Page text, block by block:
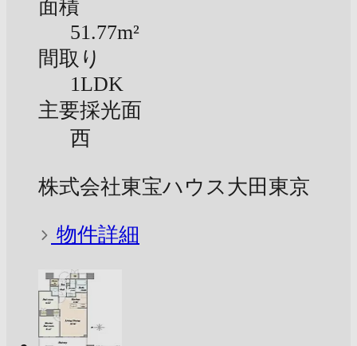
面積
51.77m²
間取り
1LDK
主要採光面
西
株式会社東宝ハウス大田東京
物件詳細